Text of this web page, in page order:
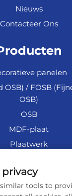
Nieuws
Contacteer Ons
panelen
OSB) / FOSB
OSB)
OSB
MDF-plaat
Plaatwerk
Fiberplaat
Accessoires
privacy
tools to